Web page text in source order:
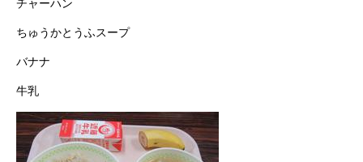
チャーハン
ちゅうかとうふスープ
バナナ
牛乳